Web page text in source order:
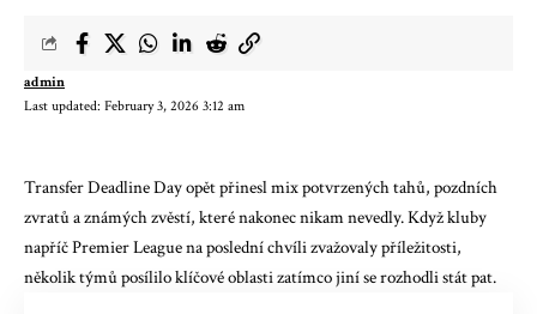
Last updated: February 3, 2026 3:12 am
admin
Transfer Deadline Day opět přinesl mix potvrzených tahů, pozdních
zvratů a známých zvěstí, které nakonec nikam nevedly. Když kluby
napříč Premier League na poslední chvíli zvažovaly příležitosti,
několik týmů posílilo klíčové oblastizatímco jiní se rozhodli stát pat.